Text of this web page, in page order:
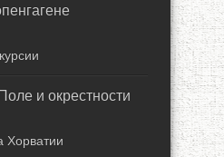
и окрестности
Хорватии